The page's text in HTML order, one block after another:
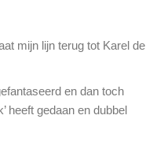
mijn lijn terug tot Karel de
en dan toch
heeft gedaan en dubbel